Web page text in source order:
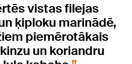
vistas filejas
ķiploku marinādē,
piemērotākais
un koriandru